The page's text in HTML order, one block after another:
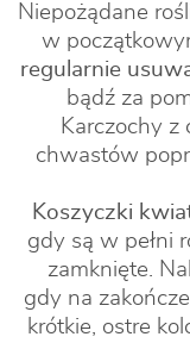
Niepożądane
w
regularnie
bądź za
Karczochy z
chwastów
Koszyczki
gdy są w pełni
zamknięte.
gdy na
krótkie, ostre